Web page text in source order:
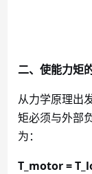
二、使能力矩
从力学原理出
矩必须与外部
为：
T_motor =